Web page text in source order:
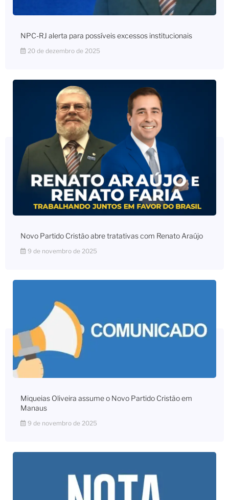
NPC-RJ alerta para possíveis excessos institucionais
20 de dezembro de 2025
Novo Partido Cristão abre tratativas com Renato Araújo
9 de novembro de 2025
Miqueias Oliveira assume o Novo Partido Cristão em
Manaus
9 de novembro de 2025